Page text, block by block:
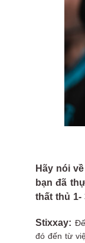
Hãy nói
bạn đã
thất thủ 1-
Stixxay:
đó đến từ